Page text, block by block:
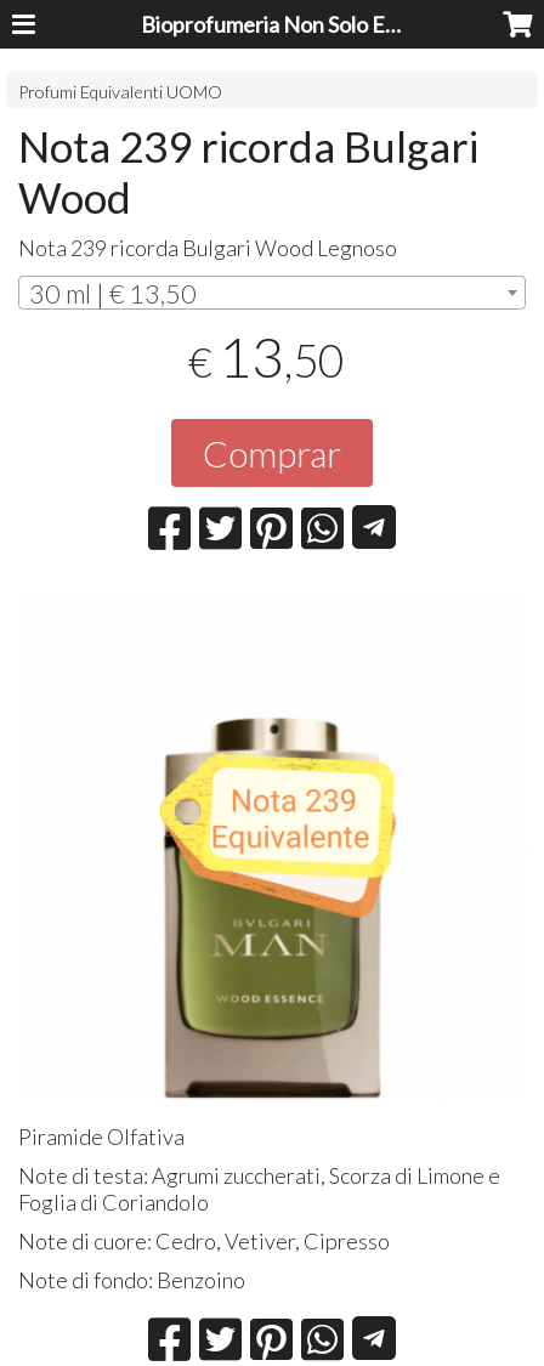
Bioprofumeria Non Solo Essenze
Profumi Equivalenti UOMO
Nota 239 ricorda Bulgari
Wood
Nota 239 ricorda Bulgari Wood Legnoso
30 ml | € 13,50
€ 13,50
Comprar
Piramide Olfativa
Note di testa: Agrumi zuccherati, Scorza di Limone e
Foglia di Coriandolo
Note di cuore: Cedro, Vetiver, Cipresso
Note di fondo: Benzoino